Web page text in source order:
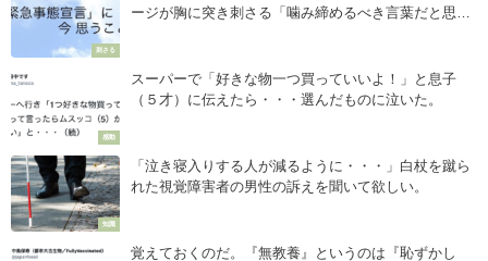
刺さる
ージが胸に突き刺さる「噛み締めるべき言葉だと思
感動
スーパーで「好きな物一つ買っていいよ！」と息子
（５才）に伝えたら・・・選んだものに泣いた。
知識
「泣き寝入りする人が減るように・・・」白杖を蹴ら
れた視覚障害者の男性の訴えを聞いて欲しい。
覚えておくのだ。『無教養』というのは『恥ずかし